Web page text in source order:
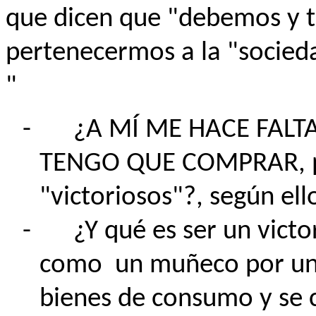
que dicen que "debemos y
pertenecermos a la
"
-
¿A MÍ ME HACE
TENGO QUE
"victoriosos"?, según
-
¿Y qué es ser un
como un muñeco por
bienes de consumo y